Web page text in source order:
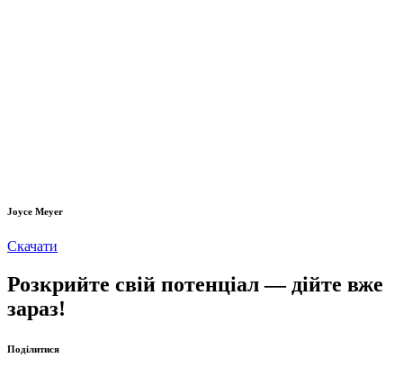
Joyce Meyer
Скачати
Розкрийте свій потенціал — дійте вже
зараз!
Поділитися